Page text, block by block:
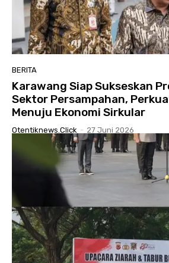
BERITA
Karawang Siap Sukseskan
Sektor Persampahan,
Menuju Ekonomi Sirkular
Otentiknews.click - 27 Juni 2026